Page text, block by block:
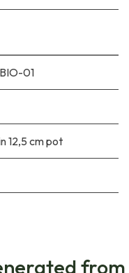
01
12,5 cm pot
from